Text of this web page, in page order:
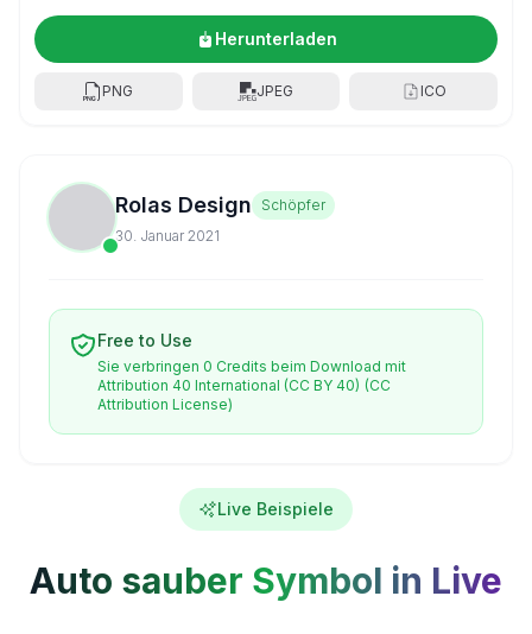
Herunterladen
PNG JPEG ICO
Rolas Design
Schöpfer
30. Januar 2021
Free to Use
Sie verbringen 0 Credits beim Download mit
Attribution 40 International (CC BY 40) (CC
Attribution License)
Live Beispiele
Auto sauber Symbol in Live